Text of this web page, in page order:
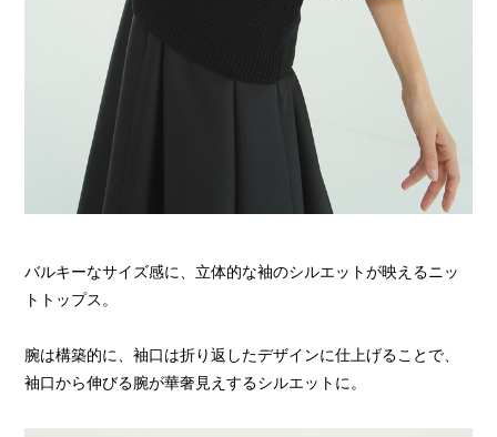
バルキーなサイズ感に、立体的な袖のシルエットが映えるニッ
トトップス。
腕は構築的に、袖口は折り返したデザインに仕上げることで、
袖口から伸びる腕が華奢見えするシルエットに。